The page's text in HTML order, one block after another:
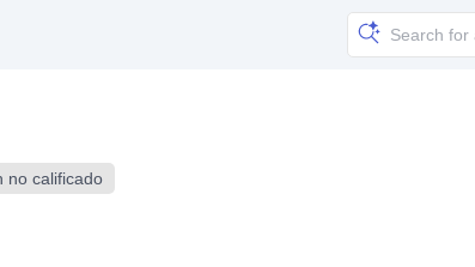
no calificado